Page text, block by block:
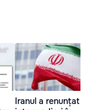
Iranul a renunțat la